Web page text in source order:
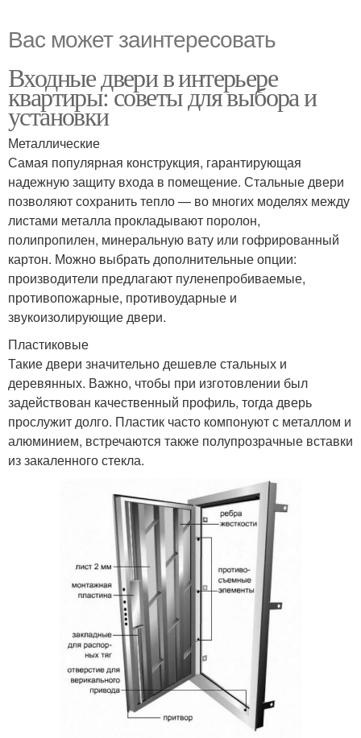
Вас может заинтересовать
Входные двери в интерьере
квартиры: советы для выбора и
установки
Металлические
Самая популярная конструкция, гарантирующая
надежную защиту входа в помещение. Стальные двери
позволяют сохранить тепло — во многих моделях между
листами металла прокладывают поролон,
полипропилен, минеральную вату или гофрированный
картон. Можно выбрать дополнительные опции:
производители предлагают пуленепробиваемые,
противопожарные, противоударные и
звукоизолирующие двери.
Пластиковые
Такие двери значительно дешевле стальных и
деревянных. Важно, чтобы при изготовлении был
задействован качественный профиль, тогда дверь
прослужит долго. Пластик часто компонуют с металлом и
алюминием, встречаются также полупрозрачные вставки
из закаленного стекла.